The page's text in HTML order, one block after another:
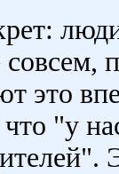
это
"у